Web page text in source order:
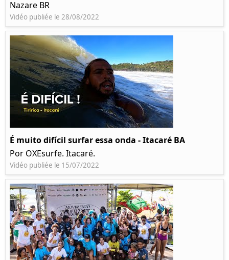
Nazare BR
Vidéo publiée le 28/08/2022
É muito difícil surfar essa onda - Itacaré BA
Por OXEsurfe. Itacaré.
Vidéo publiée le 15/07/2022